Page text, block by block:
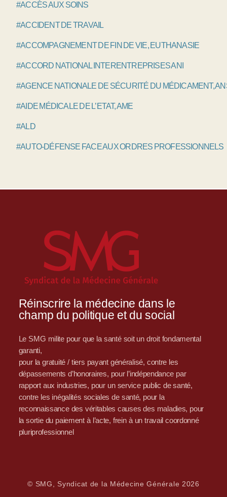
#ACCÈS AUX SOINS
#ACCIDENT DE TRAVAIL
#ACCOMPAGNEMENT DE FIN DE VIE, EUTHANASIE
#ACCORD NATIONAL INTERENTREPRISES ANI
#AGENCE NATIONALE DE SÉCURITÉ DU MÉDICAMENT,
#AIDE MÉDICALE DE L’ETAT, AME
#ALD
#AUTO-DÉFENSE FACE AUX ORDRES PROFESSIONNELS
Réinscrire la médecine dans le
champ du politique et du social
Le SMG milite pour que la santé soit un droit fondamental
garanti,
pour la gratuité / tiers payant généralisé, contre les
dépassements d’honoraires, pour l’indépendance par
rapport aux industries, pour un service public de santé,
contre les inégalités sociales de santé, pour la
reconnaissance des véritables causes des maladies, pour
la sortie du paiement à l’acte, frein à un travail coordonné
pluriprofessionnel
© SMG, Syndicat de la Médecine Générale 2026